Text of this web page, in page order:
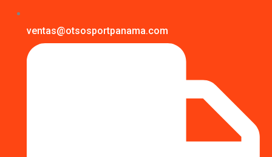
ventas@otsosportpanama.com